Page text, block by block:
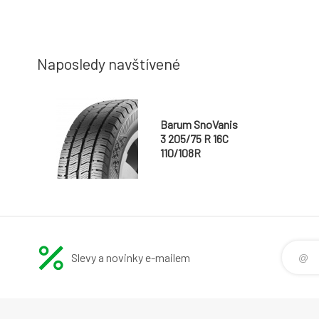
Naposledy navštívené
Barum SnoVanis
3 205/75 R 16C
110/108R
Slevy a novinky e-mailem